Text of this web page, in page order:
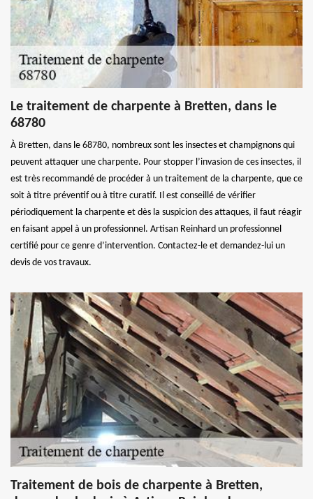
Le traitement de charpente à Bretten, dans le
68780
À Bretten, dans le 68780, nombreux sont les insectes et champignons qui
peuvent attaquer une charpente. Pour stopper l’invasion de ces insectes, il
est très recommandé de procéder à un traitement de la charpente, que ce
soit à titre préventif ou à titre curatif. Il est conseillé de vérifier
périodiquement la charpente et dès la suspicion des attaques, il faut réagir
en faisant appel à un professionnel. Artisan Reinhard un professionnel
certifié pour ce genre d’intervention. Contactez-le et demandez-lui un
devis de vos travaux.
Traitement de bois de charpente à Bretten,